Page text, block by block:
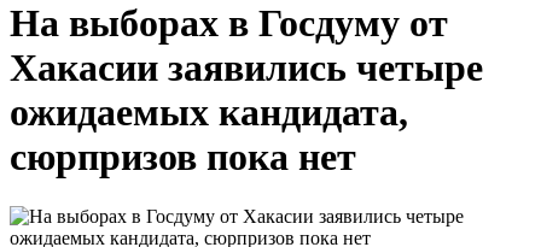
На выборах в Госдуму от
Хакасии заявились четыре
ожидаемых кандидата,
сюрпризов пока нет